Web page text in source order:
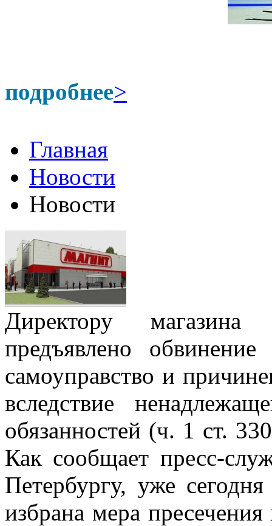
подробнее>
Главная
Новости
Новости
Директору
предъявлено
самоуправство и
вследствие
обязанностей (ч. 1 ст.
Как сообщает пресс-
Петербургу, уже
избрана мера